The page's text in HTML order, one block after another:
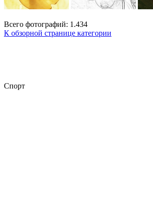
Всего фотографий: 1.434
К обзорной странице категории
Спорт